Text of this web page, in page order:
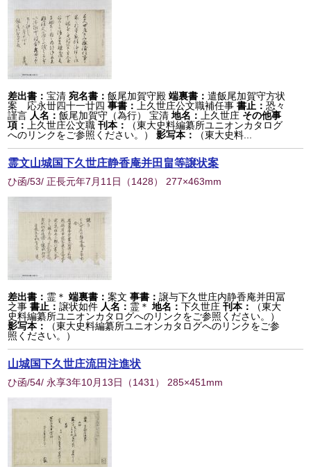
差出書：宝清 宛名書：飯尾加賀守殿 端裏書：遣飯尾加賀守方状
案 応永丗四十一廿四 事書： 上久世庄公文職補任事書止：恐々
謹言 人名：飯尾加賀守（為行） 宝清 地名： 上久世庄 その他事
項：
上久世庄公文職 刊本：
（東大史料編纂所ユニオンカタログ
へのリンクをご参照ください。）
影写本： （東大史料...
霊文山城国下久世庄静香庵并田畠等譲状案
ひ函/53/ 正長元年7月11日 （1428） 277×463mm
差出書： 霊＊ 端裏書：案文 事書：譲与下久世庄内静香庵并田冨
之事書止：譲状如件 人名： 霊＊ 地名：下久世庄 刊本：
（東大
史料編纂所ユニオンカタログへのリンクをご参照ください。）
影写本：
（東大史料編纂所ユニオンカタログへのリンクをご参
照ください。）
山城国下久世庄流田注進状
ひ函/54/ 永享3年10月13日 （1431 ） 285×451mm